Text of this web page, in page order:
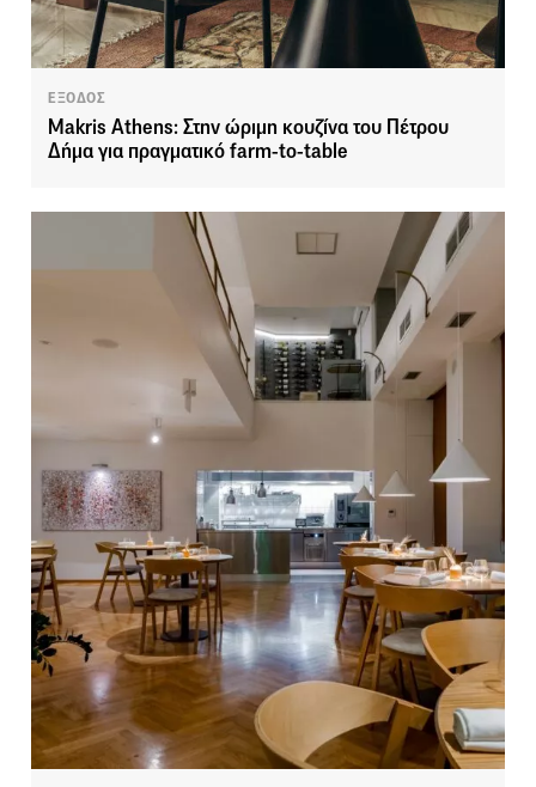
ΕΞΟΔΟΣ
Makris Athens: Στην ώριμη κουζίνα του Πέτρου
Δήμα για πραγματικό farm-to-table